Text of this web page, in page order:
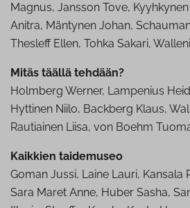
Magnus, Jansson Tove,
Anitra, Mäntynen Johan,
Thesleff Ellen, Tohka Sakari,
Mitäs täällä tehdään?
Holmberg Werner, Lampenius
Hyttinen Niilo, Backberg Klaus,
Rautiainen Liisa, von Boehm
Kaikkien taidemuseo
Goman Jussi, Laine Lauri, Kansala
Sara Maret Anne, Huber Sasha,